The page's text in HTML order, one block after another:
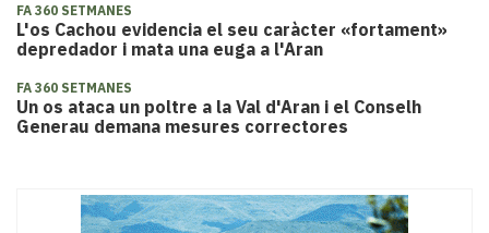
FA 360 SETMANES
L'os Cachou evidencia el seu caràcter «fortament»
depredador i mata una euga a l'Aran
FA 360 SETMANES
​Un os ataca un poltre a la Val d'Aran i el Conselh
Generau demana mesures correctores